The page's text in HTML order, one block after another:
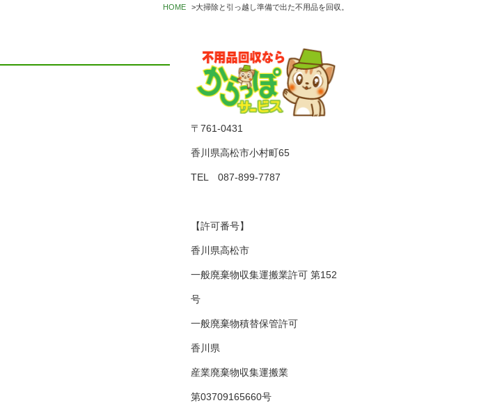
HOME >大掃除と引っ越し準備で出た不用品を回収。
〒761-0431
香川県高松市小村町65
TEL 087-899-7787
【許可番号】
香川県高松市
一般廃棄物収集運搬業許可 第152
号
一般廃棄物積替保管許可
香川県
産業廃棄物収集運搬業
第03709165660号